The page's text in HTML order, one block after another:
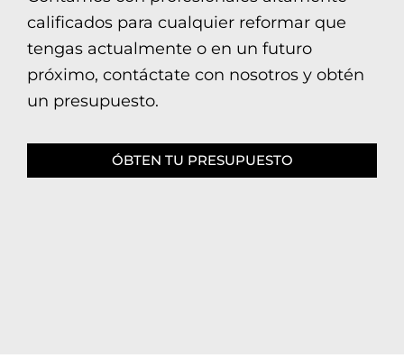
calificados para cualquier reformar que
tengas actualmente o en un futuro
próximo, contáctate con nosotros y obtén
un presupuesto.
ÓBTEN TU PRESUPUESTO